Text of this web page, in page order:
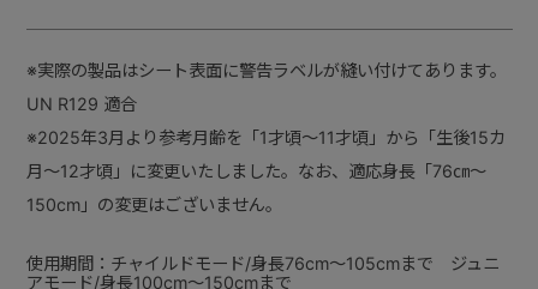
※実際の製品はシート表面に警告ラベルが縫い付けてあります。
UN R129 適合
※2025年3月より参考月齢を「1才頃～11才頃」から「生後15カ
月～12才頃」に変更いたしました。なお、適応身長「76㎝～
150cm」の変更はございません。
使用期間：チャイルドモード/身長76cm～105cmまで ジュニ
アモード/身長100cm～150cmまで